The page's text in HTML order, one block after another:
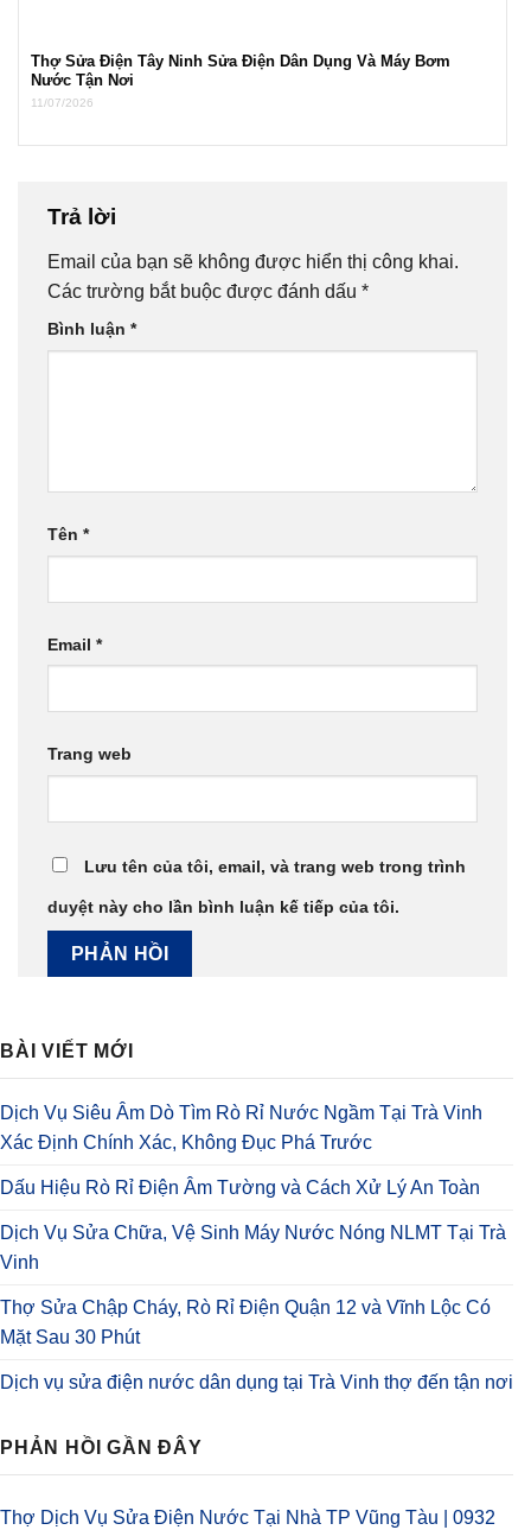
Thợ Sửa Điện Tây Ninh Sửa Điện Dân Dụng Và Máy Bơm
Nước Tận Nơi
11/07/2026
Trả lời
Email của bạn sẽ không được hiển thị công khai.
Các trường bắt buộc được đánh dấu *
Bình luận *
Tên *
Email *
Trang web
Lưu tên của tôi, email, và trang web trong trình
duyệt này cho lần bình luận kế tiếp của tôi.
BÀI VIẾT MỚI
Dịch Vụ Siêu Âm Dò Tìm Rò Rỉ Nước Ngầm Tại Trà Vinh
Xác Định Chính Xác, Không Đục Phá Trước
Dấu Hiệu Rò Rỉ Điện Âm Tường và Cách Xử Lý An Toàn
Dịch Vụ Sửa Chữa, Vệ Sinh Máy Nước Nóng NLMT Tại Trà
Vinh
Thợ Sửa Chập Cháy, Rò Rỉ Điện Quận 12 và Vĩnh Lộc Có
Mặt Sau 30 Phút
Dịch vụ sửa điện nước dân dụng tại Trà Vinh thợ đến tận nơi
PHẢN HỒI GẦN ĐÂY
Thợ Dịch Vụ Sửa Điện Nước Tại Nhà TP Vũng Tàu | 0932